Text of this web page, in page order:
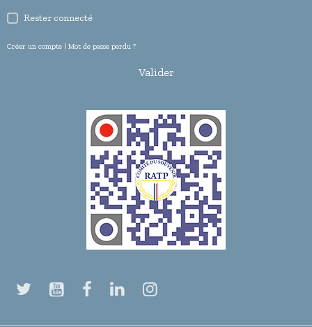
Rester connecté
Créer un compte | Mot de passe perdu ?
Valider